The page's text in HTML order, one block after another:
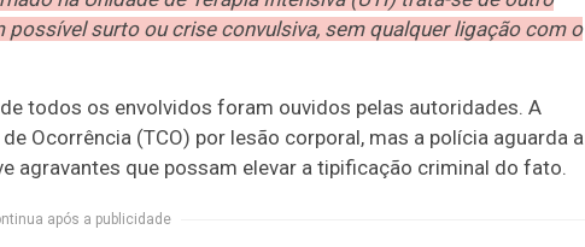
surto ou crise convulsiva, sem qualquer ligação com o
todos os envolvidos foram ouvidos pelas autoridades. A
Ocorrência (TCO) por lesão corporal, mas a polícia aguarda a
agravantes que possam elevar a tipificação criminal do fato.
após a publicidade